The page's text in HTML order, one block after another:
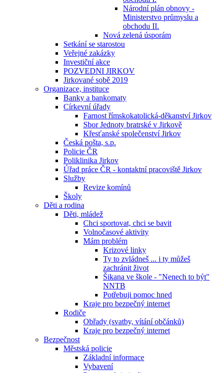
Národní plán obnovy -
Ministerstvo průmyslu a
obchodu II.
Nová zelená úsporám
Setkání se starostou
Veřejné zakázky
Investiční akce
POZVEDNI JIRKOV
Jirkované sobě 2019
Organizace, instituce
Banky a bankomaty
Církevní úřady
Farnost římskokatolická-děkanství Jirkov
Sbor Jednoty bratrské v Jirkově
Křesťanské společenství Jirkov
Česká pošta, s.p.
Policie ČR
Poliklinika Jirkov
Úřad práce ČR - kontaktní pracoviště Jirkov
Služby
Revize komínů
Školy
Děti a rodina
Děti, mládež
Chci sportovat, chci se bavit
Volnočasové aktivity
Mám problém
Krizové linky
Ty to zvládneš ... i ty můžeš
zachránit život
Šikana ve škole - "Nenech to být"
NNTB
Potřebuji pomoc hned
Kraje pro bezpečný internet
Rodiče
Obřady (svatby, vítání občánků)
Kraje pro bezpečný internet
Bezpečnost
Městská policie
Základní informace
Vybavení